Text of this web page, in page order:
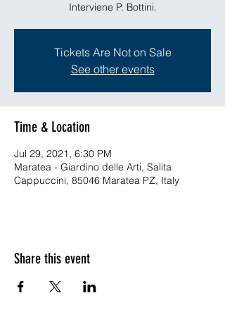
Interviene P. Bottini.
Tickets Are Not on Sale
See other events
Time & Location
Jul 29, 2021, 6:30 PM
Maratea - Giardino delle Arti, Salita
Cappuccini, 85046 Maratea PZ, Italy
Share this event